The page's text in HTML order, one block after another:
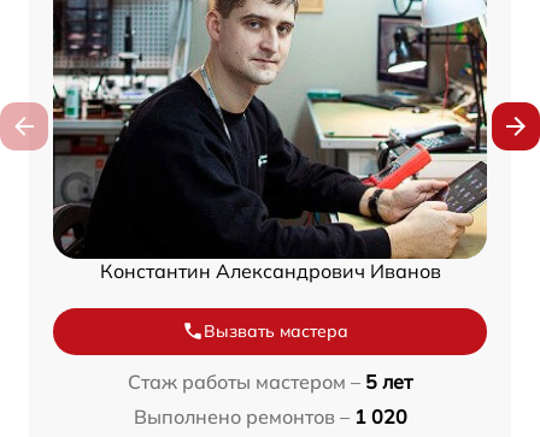
Константин Александрович Иванов
Вызвать мастера
Стаж работы мастером – 5 лет
Выполнено ремонтов – 1 020